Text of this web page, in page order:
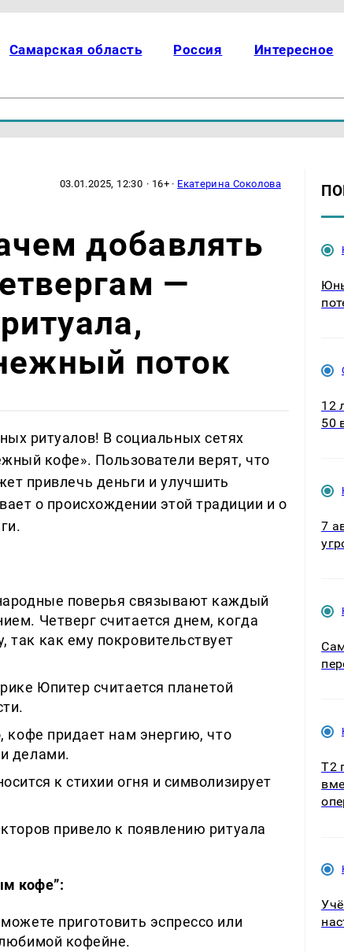
Самарская область Россия Интересное
03.01.2025, 12:30 · 16+ · Екатерина Соколова
добавлять
—
поток
ритуалов! В социальных сетях
кофе». Пользователи верят, что
привлечь деньги и улучшить
о происхождении этой традиции и о
поверья связывают каждый
Четверг считается днем, когда
как ему покровительствует
Юпитер считается планетой
кофе придает нам энергию, что
делами.
к стихии огня и символизирует
привело к появлению ритуала
кофе”:
приготовить эспрессо или
кофейне.
12
50
7
Т2